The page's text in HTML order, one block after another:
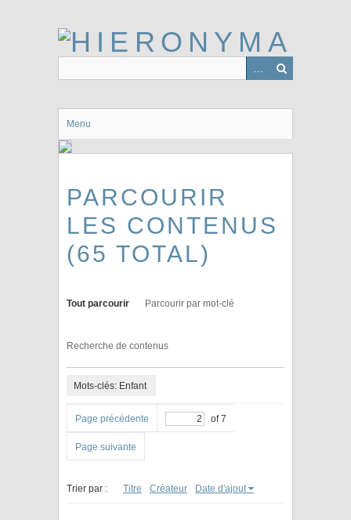
Menu
PARCOURIR
LES CONTENUS
(65 TOTAL)
Tout parcourir Parcourir par mot-clé
Recherche de contenus
Mots-clés: Enfant
Page précédente of 7
Page suivante
Trier par : Titre Créateur Date d'ajout